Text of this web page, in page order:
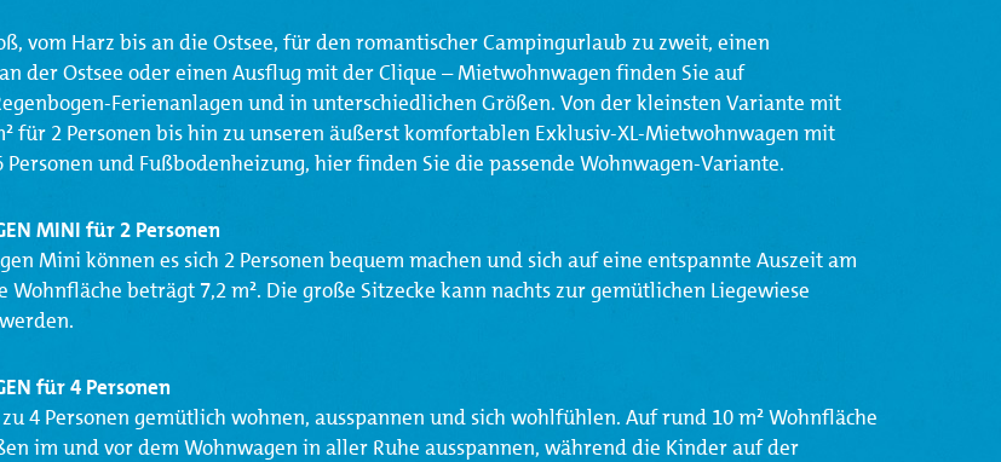
vom Harz bis an die Ostsee, für den romantischer Campingurlaub zu zweit, einen
der Ostsee oder einen Ausflug mit der Clique – Mietwohnwagen finden Sie auf
Ferienanlagen und in unterschiedlichen Größen. Von der kleinsten Variante mit
für 2 Personen bis hin zu unseren äußerst komfortablen Exklusiv-XL-Mietwohnwagen mit
Personen und Fußbodenheizung, hier finden Sie die passende Wohnwagen-Variante.
MINI für 2 Personen
Mini können es sich 2 Personen bequem machen und sich auf eine entspannte Auszeit am
Wohnfläche beträgt 7,2 m². Die große Sitzecke kann nachts zur gemütlichen Liegewiese
für 4 Personen
4 Personen gemütlich wohnen, ausspannen und sich wohlfühlen. Auf rund 10 m² Wohnfläche
im und vor dem Wohnwagen in aller Ruhe ausspannen, während die Kinder auf der